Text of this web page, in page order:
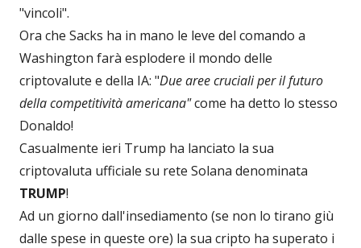
"vincoli".
Ora che Sacks ha in mano le leve del comando a
Washington farà esplodere il mondo delle
criptovalute e della IA: "Due aree cruciali per il futuro
della competitività americana"come ha detto lo stesso
Donaldo!
Casualmente ieri Trump ha lanciato la sua
criptovaluta ufficiale su rete Solana denominata
TRUMP!
Ad un giorno dall'insediamento (se non lo tirano giù
dalle spese in queste ore) la sua cripto ha superato i